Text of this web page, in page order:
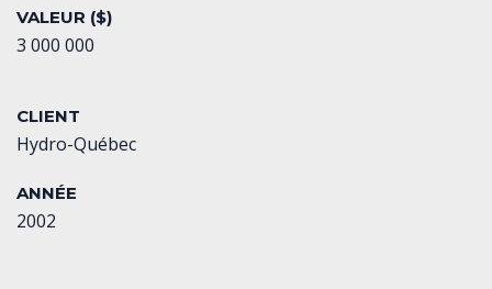
VALEUR ($)
3 000 000
CLIENT
Hydro-Québec
ANNÉE
2002